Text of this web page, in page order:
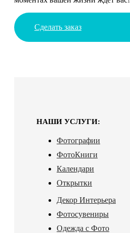
Сделать заказ
НАШИ УСЛУГИ:
Фотографии
ФотоКниги
Календари
Открытки
Декор Интерьера
Фотосувениры
Одежда с Фото